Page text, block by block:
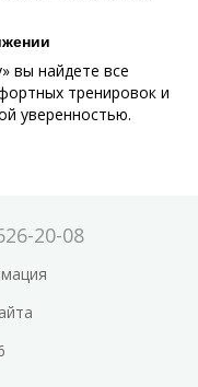
вы найдете все
тренировок и
уверенностью.
20-08